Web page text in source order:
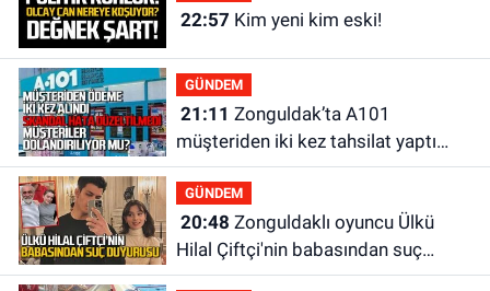
22:57 Kim yeni kim eski!
GÜNDEM
21:11
müşteriden iki kez tahsilat yaptı
geri ödemiyor!
GÜNDEM
20:48
Hilal Çiftçi'nin babasından suç
duyurusu